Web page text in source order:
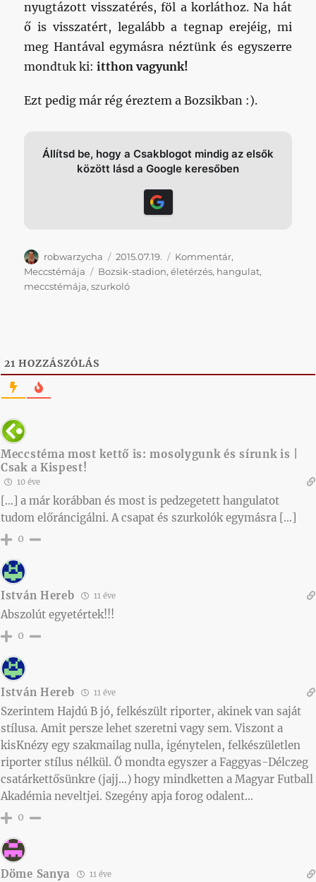
nyugtázott visszatérés, föl a korláthoz. Na hát
ő is visszatért, legalább a tegnap erejéig, mi
meg Hantával egymásra néztünk és egyszerre
mondtuk ki:itthon vagyunk!
Ezt pedig már rég éreztem a Bozsikban :).
Állítsd be, hogy a Csakblogot mindig az elsők
között lásd a Google keresőben
Szerző
robwarzycha Közzétéve
2015.07.19. Kategória
Kommentár,
Meccstémája
Címke
Bozsik-stadion,életérzés, hangulat,
meccstémája,szurkoló
21 HOZZÁSZÓLÁS
Meccstéma most kettő is: mosolygunk és sírunk is |
Csak a Kispest!
10 éve
[…] a már korábban és most is pedzegetett hangulatot
tudom előráncigálni. A csapat és szurkolók egymásra […]
0
István Hereb 11 éve
Abszolút egyetértek!!!
0
István Hereb 11 éve
Szerintem Hajdú B jó, felkészült riporter, akinek van saját
stílusa. Amit persze lehet szeretni vagy sem. Viszont a
kisKnézy egy szakmailag nulla, igénytelen, felkészületlen
riporter stílus nélkül. Ő mondta egyszer a Faggyas-Délczeg
csatárkettősünkre (jajj…) hogy mindketten a Magyar Futball
Akadémia neveltjei. Szegény apja forog odalent…
0
Döme Sanya 11 éve